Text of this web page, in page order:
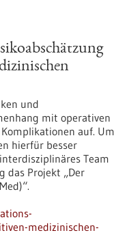
und
mit operativen
auf. Um
hierfür besser
Team
das Projekt „Der
medizinischen-